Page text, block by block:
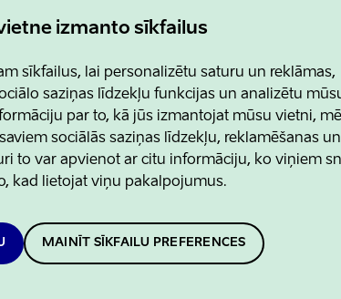
izmanto sīkfailus
sīkfailus, lai personalizētu saturu un reklāmas,
saziņas līdzekļu funkcijas un analizētu
par to, kā jūs izmantojat mūsu vietni,
sociālās saziņas līdzekļu, reklamēšanas
to var apvienot ar citu informāciju, ko viņiem
kad lietojat viņu pakalpojumus.
MAINĪT SĪKFAILU PREFERENCES
Par mums
Estonian Business and Innovation Agency